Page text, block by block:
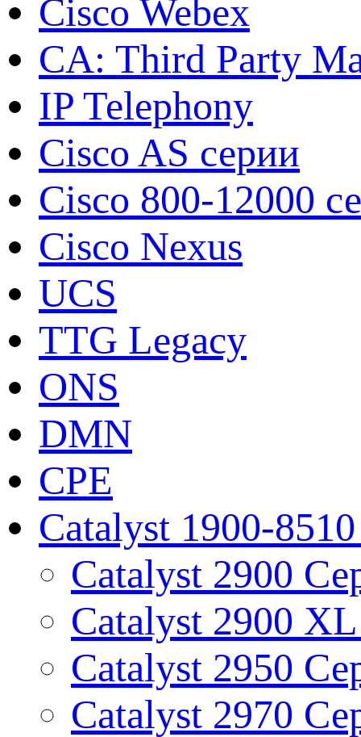
Cisco Webex
CA: Third Party
IP Telephony
Cisco AS серии
Cisco 800-12000
Cisco Nexus
UCS
TTG Legacy
ONS
DMN
CPE
Catalyst 1900-
Catalyst 2900
Catalyst 2900
Catalyst 2950
Catalyst 2970